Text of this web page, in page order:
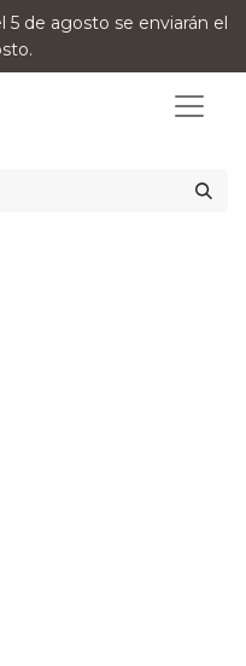
5 de agosto se enviarán el